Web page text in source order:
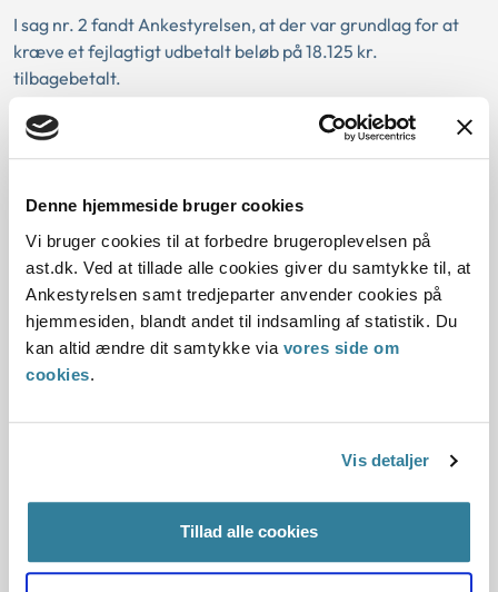
Denne hjemmeside bruger cookies
Vi bruger cookies til at forbedre brugeroplevelsen på
ast.dk. Ved at tillade alle cookies giver du samtykke til, at
Ankestyrelsen samt tredjeparter anvender cookies på
hjemmesiden, blandt andet til indsamling af statistik. Du
kan altid ændre dit samtykke via vores side om
cookies.
Vis detaljer
Tillad alle cookies
I sag nr. 2 fandt Ankestyrelsen, at der var grundlag for at
kræve et fejlagtigt udbetalt beløb på 18.125 kr.
tilbagebetalt.
Der blev lagt vægt på, at skadelidte måtte anses for at have
modtaget beløbet i ond tro, idet skadelidte siden februar
omkring 3.600 kr. Det forhold, at skadelidte sammen med
den løbende ydelse for juli 1996 fik udbetalt et beløb på
18.125 kr. bevirkede, at han burde have indset, at der var
tale om en fejl, idet der var tale om en markant afvigelse
fra det beløb, skadelidte sædvanligvis fik udbetalt. Der blev
endelig lagt vægt på, at Arbejdsskadestyrelsen efter kort
tid blev opmærksom på fejlen og krævede beløbet